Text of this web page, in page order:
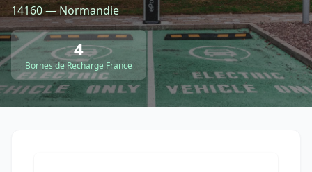
14160 — Normandie
4
Bornes de Recharge France